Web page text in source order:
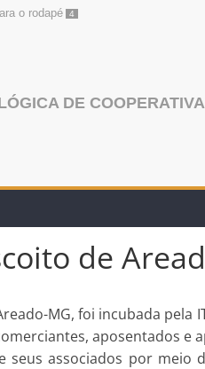
o rodapé 4
DE
de
MG, foi incubada pela
aposentados e
associados por